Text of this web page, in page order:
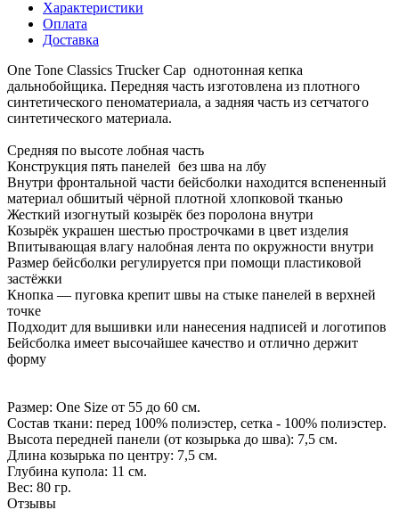
Характеристики
Оплата
Доставка
One Tone Classics Trucker Cap однотонная кепка
дальнобойщика. Передняя часть изготовлена из плотного
синтетического пеноматериала, а задняя часть из сетчатого
синтетического материала.
Средняя по высоте лобная часть
Конструкция пять панелей без шва на лбу
Внутри фронтальной части бейсболки находится вспененный
материал обшитый чёрной плотной хлопковой тканью
Жесткий изогнутый козырёк без поролона внутри
Козырёк украшен шестью прострочками в цвет изделия
Впитывающая влагу налобная лента по окружности внутри
Размер бейсболки регулируется при помощи пластиковой
застёжки
Кнопка — пуговка крепит швы на стыке панелей в верхней
точке
Подходит для вышивки или нанесения надписей и логотипов
Бейсболка имеет высочайшее качество и отлично держит
форму
Размер: One Size от 55 до 60 см.
Состав ткани: перед 100% полиэстер, сетка - 100% полиэстер.
Высота передней панели (от козырька до шва): 7,5 см.
Длина козырька по центру: 7,5 см.
Глубина купола: 11 см.
Вес: 80 гр.
Отзывы